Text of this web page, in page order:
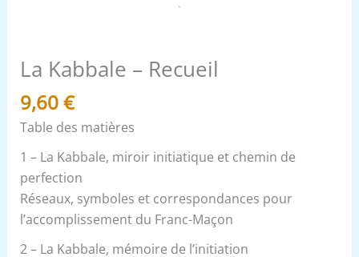
La Kabbale – Recueil
9,60€
Table des matières
1 – La Kabbale, miroir initiatique et chemin de
perfection
Réseaux, symboles et correspondances pour
l’accomplissement du Franc-Maçon
2 – La Kabbale, mémoire de l’initiation